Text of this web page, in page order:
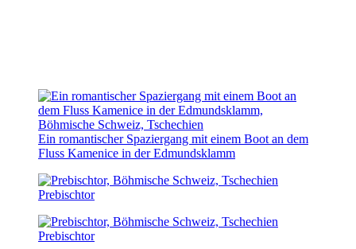
Ein romantischer Spaziergang mit einem Boot an dem
Fluss Kamenice in der Edmundsklamm
Prebischtor
Prebischtor